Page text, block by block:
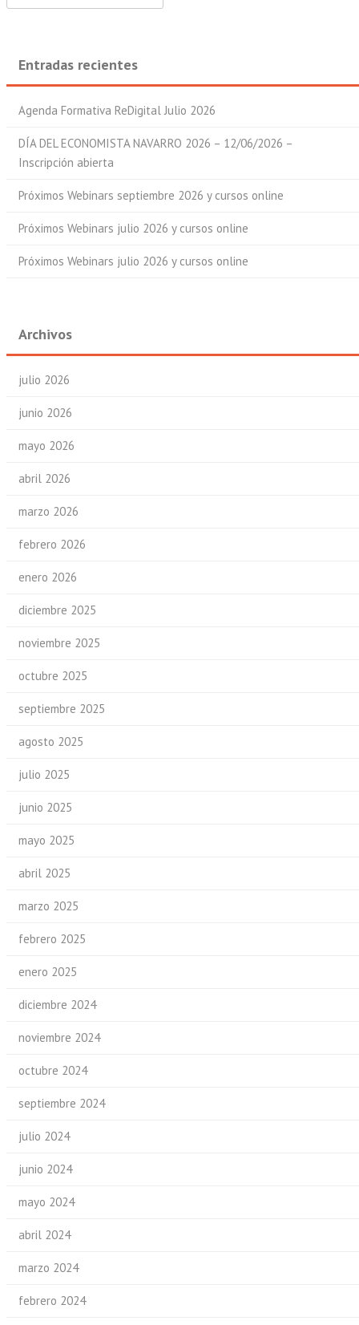
Entradas recientes
Agenda Formativa ReDigital Julio 2026
DÍA DEL ECONOMISTA NAVARRO 2026 – 12/06/2026 –
Inscripción abierta
Próximos Webinars septiembre 2026 y cursos online
Próximos Webinars julio 2026 y cursos online
Próximos Webinars julio 2026 y cursos online
Archivos
julio 2026
junio 2026
mayo 2026
abril 2026
marzo 2026
febrero 2026
enero 2026
diciembre 2025
noviembre 2025
octubre 2025
septiembre 2025
agosto 2025
julio 2025
junio 2025
mayo 2025
abril 2025
marzo 2025
febrero 2025
enero 2025
diciembre 2024
noviembre 2024
octubre 2024
septiembre 2024
julio 2024
junio 2024
mayo 2024
abril 2024
marzo 2024
febrero 2024